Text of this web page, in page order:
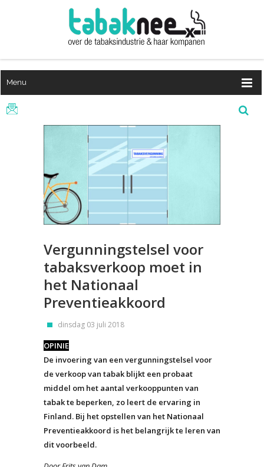
Menu
Vergunningstelsel voor
tabaksverkoop moet in
het Nationaal
Preventieakkoord
dinsdag 03 juli 2018
OPINIE
De invoering van een vergunningstelsel voor
de verkoop van tabak blijkt een probaat
middel om het aantal verkooppunten van
tabak te beperken, zo leert de ervaring in
Finland. Bij het opstellen van het Nationaal
Preventieakkoord is het belangrijk te leren van
dit voorbeeld.